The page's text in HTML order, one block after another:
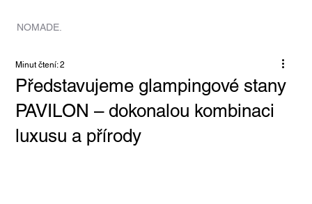
NOMADE.
Představujeme glampingové stany
PAVILON – dokonalou kombinaci
luxusu a přírody
Minut čtení: 2